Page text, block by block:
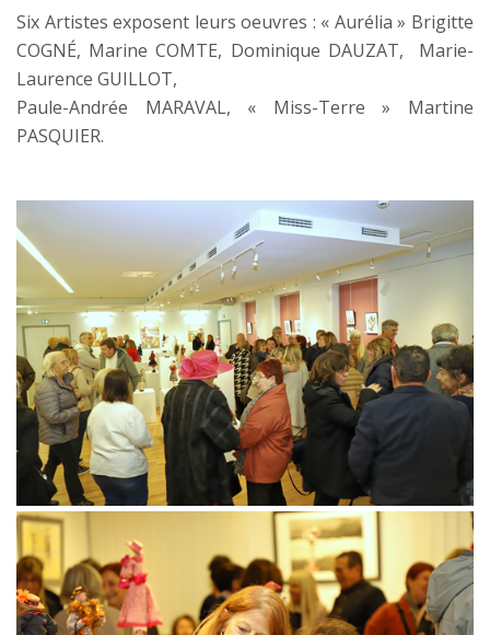
Six Artistes exposent leurs oeuvres : « Aurélia » Brigitte
COGNÉ, Marine COMTE, Dominique DAUZAT, Marie-
Laurence GUILLOT,
Paule-Andrée MARAVAL, « Miss-Terre » Martine
PASQUIER.